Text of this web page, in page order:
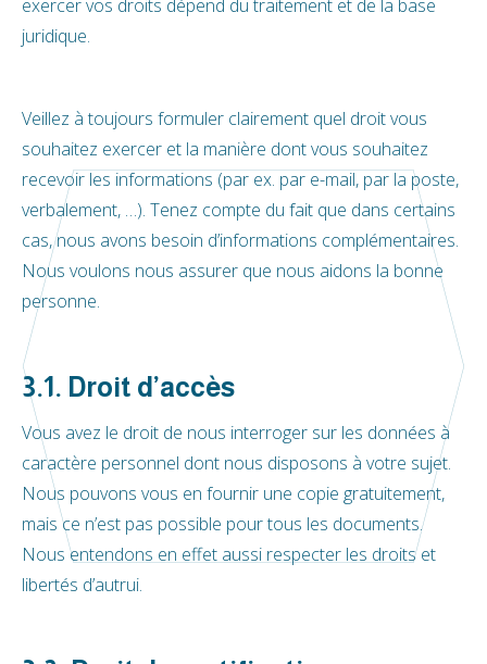
exercer vos droits dépend du traitement et de la base
juridique.
Veillez à toujours formuler clairement quel droit vous
souhaitez exercer et la manière dont vous souhaitez
recevoir les informations (par ex. par e-mail, par la poste,
verbalement, …). Tenez compte du fait que dans certains
cas, nous avons besoin d’informations complémentaires.
Nous voulons nous assurer que nous aidons la bonne
personne.
3.1. Droit d’accès
Vous avez le droit de nous interroger sur les données à
caractère personnel dont nous disposons à votre sujet.
Nous pouvons vous en fournir une copie gratuitement,
mais ce n’est pas possible pour tous les documents.
Nous entendons en effet aussi respecter les droits et
libertés d’autrui.